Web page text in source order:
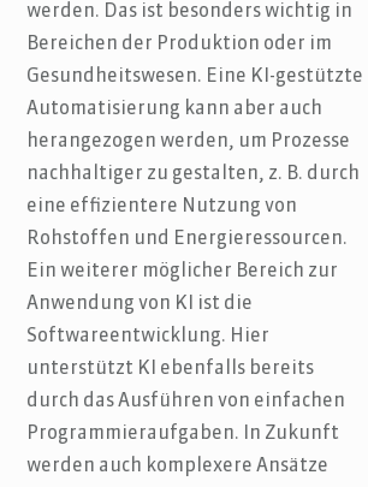
werden. Das ist besonders wichtig in
Bereichen der Produktion oder im
Gesundheitswesen. Eine KI-gestützte
Automatisierung kann aber auch
herangezogen werden, um Prozesse
nachhaltiger zu gestalten, z. B. durch
eine effizientere Nutzung von
Rohstoffen und Energieressourcen.
Ein weiterer möglicher Bereich zur
Anwendung von KI ist die
Softwareentwicklung. Hier
unterstützt KI ebenfalls bereits
durch das Ausführen von einfachen
Programmieraufgaben. In Zukunft
werden auch komplexere Ansätze